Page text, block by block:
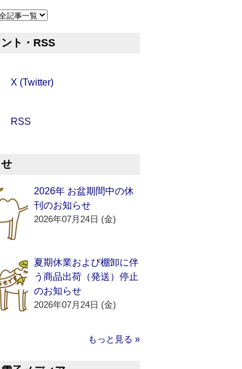
ト・RSS
X (Twitter)
RSS
2026年 お盆期間中の休
刊のお知らせ
2026年07月24日 (金)
夏期休業および棚卸に伴
う商品出荷（発送）停止
のお知らせ
2026年07月24日 (金)
もっと見る »